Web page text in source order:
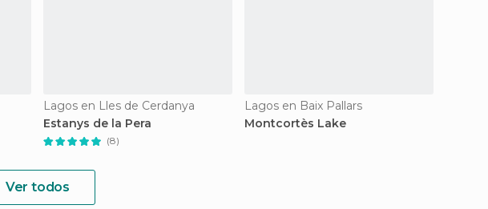
Lagos en Lles de Cerdanya
Estanys de la Pera
(8)
Lagos en Baix Pallars
Montcortès Lake
Ver todos